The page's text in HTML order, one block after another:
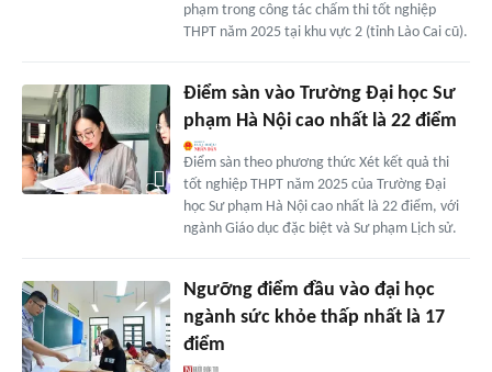
phạm trong công tác chấm thi tốt nghiệp
THPT năm 2025 tại khu vực 2 (tỉnh Lào Cai cũ).
Điểm sàn vào Trường Đại học Sư
phạm Hà Nội cao nhất là 22 điểm
Điểm sàn theo phương thức Xét kết quả thi
tốt nghiệp THPT năm 2025 của Trường Đại
học Sư phạm Hà Nội cao nhất là 22 điểm, với
ngành Giáo dục đặc biệt và Sư phạm Lịch sử.
Ngưỡng điểm đầu vào đại học
ngành sức khỏe thấp nhất là 17
điểm